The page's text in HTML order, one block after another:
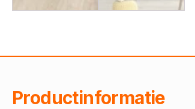
Productinformatie